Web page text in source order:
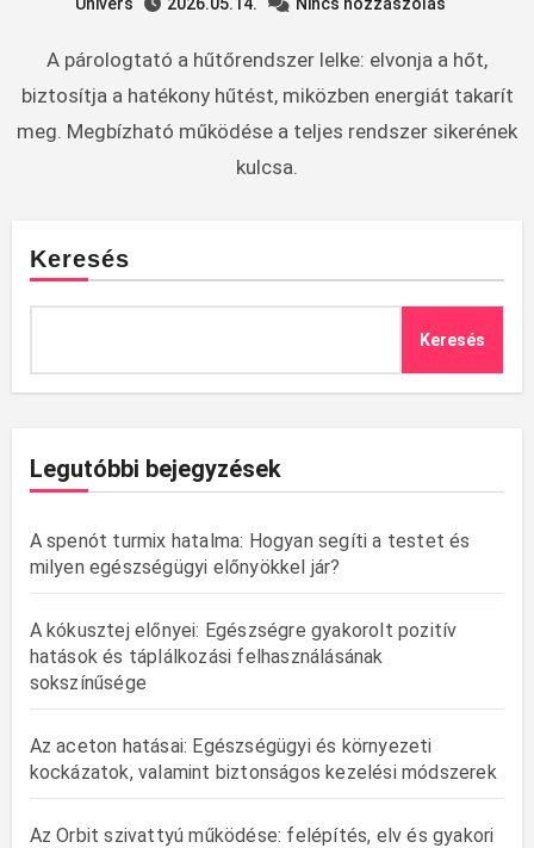
A párologtató a hűtőrendszer lelke: elvonja a hőt,
biztosítja a hatékony hűtést, miközben energiát takarít
meg. Megbízható működése a teljes rendszer sikerének
kulcsa.
Keresés
Keresés
Legutóbbi bejegyzések
A spenót turmix hatalma: Hogyan segíti a testet és
milyen egészségügyi előnyökkel jár?
A kókusztej előnyei: Egészségre gyakorolt pozitív
hatások és táplálkozási felhasználásának
sokszínűsége
Az aceton hatásai: Egészségügyi és környezeti
kockázatok, valamint biztonságos kezelési módszerek
Az Orbit szivattyú működése: felépítés, elv és gyakori